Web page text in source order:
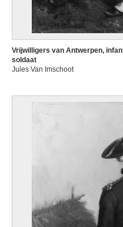
Vrijwilligers van Antwerpen,
soldaat
Jules Van Imschoot